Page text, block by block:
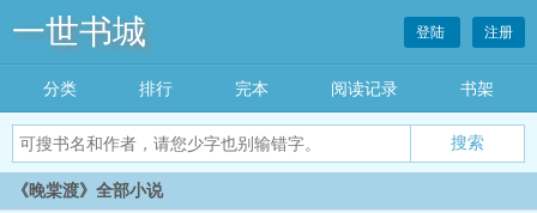
一世书城 登陆 注册
分类 排行 完本 阅读记录 书架
《晚棠渡》全部小说